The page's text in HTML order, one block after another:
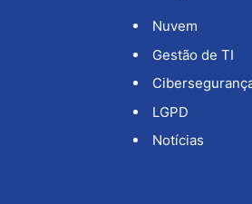
Nuvem
Gestão de TI
LGPD
Notícias